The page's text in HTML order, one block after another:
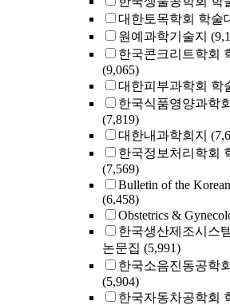
대한토목학회 학술
원예과학기술지
한국콘크리트학회
(9,065)
대한피부과학회 학
한국식품영양과학
(7,819)
대한내과학회지
한국정보처리학회
(7,569)
Bulletin of the
(6,458)
Obstetrics &
한국생산제조시스
논문집 (5,991)
한국소음진동공학
(5,904)
한국자동차공학회